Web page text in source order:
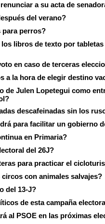
a su acta de
del verano?
para perros?
libros de texto por tabletas
en caso de terceras
a la hora de elegir destino
de Julen Lopetegui como
descafeinadas sin los
para facilitar un gobierno
en Primaria?
del 26J?
para practicar el
con animales salvajes?
del 13-J?
de esta campaña
al PSOE en las próximas